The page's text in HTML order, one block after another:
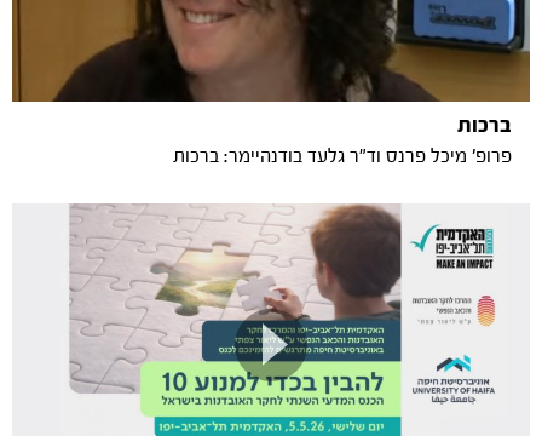
ברכות
פרופ' מיכל פרנס וד"ר גלעד בודנהיימר: ברכות